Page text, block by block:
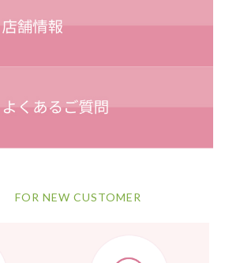
FOR NEW CUSTOMER